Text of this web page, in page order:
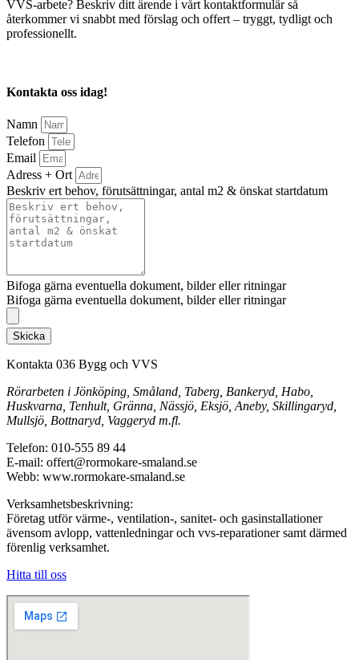
VVS-arbete? Beskriv ditt ärende i vårt kontaktformulär så
återkommer vi snabbt med förslag och offert – tryggt, tydligt och
professionellt.
Kontakta oss idag!
Namn
Telefon
Email
Adress + Ort
Beskriv ert behov, förutsättningar, antal m2 & önskat startdatum
Bifoga gärna eventuella dokument, bilder eller ritningar
Bifoga gärna eventuella dokument, bilder eller ritningar
Skicka
Kontakta 036 Bygg och VVS
Rörarbeten i Jönköping, Småland, Taberg, Bankeryd, Habo,
Huskvarna, Tenhult, Gränna, Nässjö, Eksjö, Aneby, Skillingaryd,
Mullsjö, Bottnaryd, Vaggeryd m.fl.
Telefon: 010-555 89 44
E-mail: offert@rormokare-smaland.se
Webb: www.rormokare-smaland.se
Verksamhetsbeskrivning:
Företag utför värme-, ventilation-, sanitet- och gasinstallationer
ävensom avlopp, vattenledningar och vvs-reparationer samt därmed
förenlig verksamhet.
Hitta till oss